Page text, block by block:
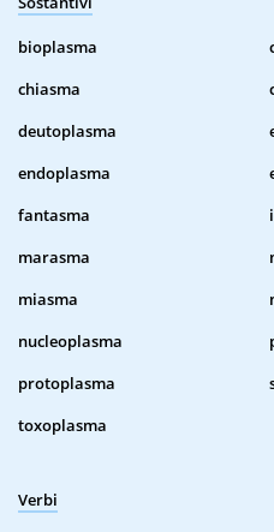
bioplasma
chiasma
deutoplasma
endoplasma
fantasma
marasma
miasma
nucleoplasma
protoplasma
toxoplasma
Verbi